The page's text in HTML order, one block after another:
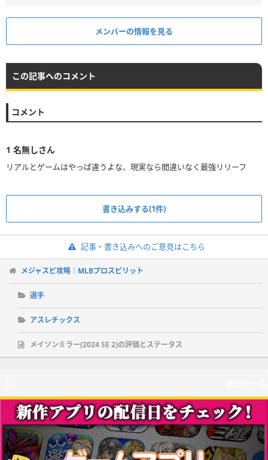
メンバーの情報を見る
この記事へのコメント
コメント
1 名無しさん
リアルとゲームはやっぱ違うよな、現実なら間違いなく最強リリーフ
書き込みする(1件)
記事・書き込みへのご意見はこちら
メジャスピ攻略｜MLBプロスピリット
選手
アスレチックス
メイソンミラー(2024 SE 2)の評価とステータス